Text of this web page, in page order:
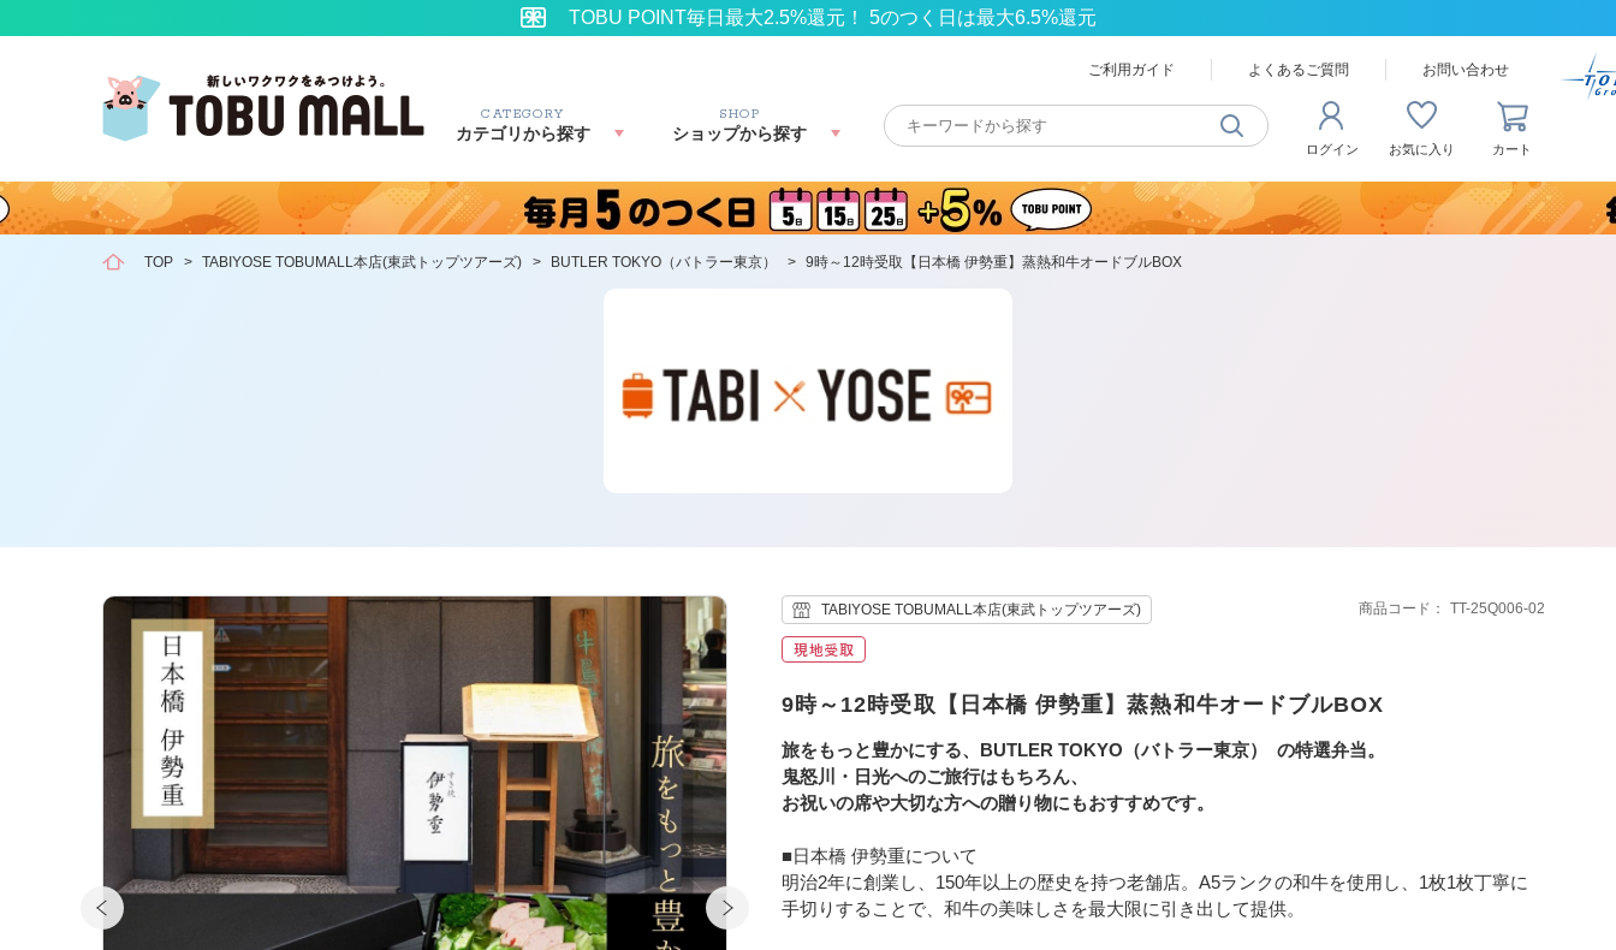
TOBU POINT毎日最大2.5%還元！ 5のつく日は最大6.5%還元
ご利用ガイド よくあるご質問 お問い合わせ
CATEGORY
カテゴリから探す
SHOP
ショップから探す
ログイン お気に入り カート
TOP > TABIYOSE TOBUMALL本店(東武トップツアーズ) > BUTLER TOKYO（バトラー東京） > 9時～12時受取【日本橋 伊勢重】蒸熱和牛オードブルBOX
9時～12時受取【日本橋 伊勢重】蒸熱和牛オードブルBOX
TABIYOSE TOBUMALL本店(東武トップツアーズ) 商品コード TT-25Q006-02
旅をもっと豊かにする、BUTLER TOKYO（バトラー東京） の特選弁当。
鬼怒川・日光へのご旅行はもちろん、
お祝いの席や大切な方への贈り物にもおすすめです。
■日本橋 伊勢重について
明治2年に創業し、150年以上の歴史を持つ老舗店。A5ランクの和牛を使用し、1枚1枚丁寧に
手切りすることで、和牛の美味しさを最大限に引き出して提供。